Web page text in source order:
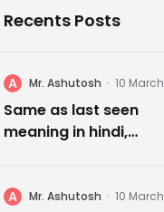
Recents Posts
A Mr. Ashutosh · 10 March
Same as last seen
meaning in hindi,
कुछ
A Mr. Ashutosh · 10 March